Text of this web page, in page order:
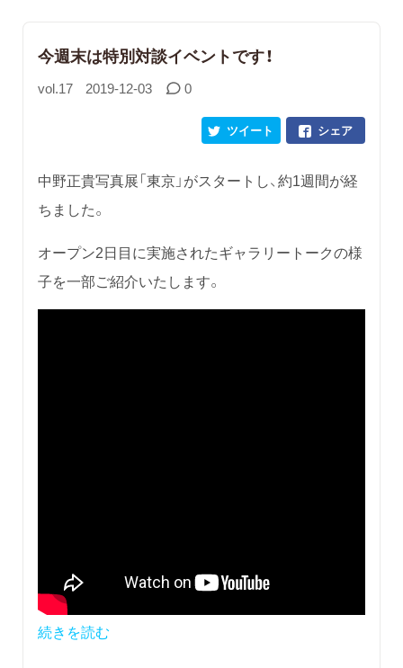
今週末は特別対談イベントです！
vol.17 2019-12-03 0
シェア
ツイート
中野正貴写真展「東京」がスタートし、約1週間が経
ちました。
オープン2日目に実施されたギャラリートークの様
子を一部ご紹介いたします。
続きを読む